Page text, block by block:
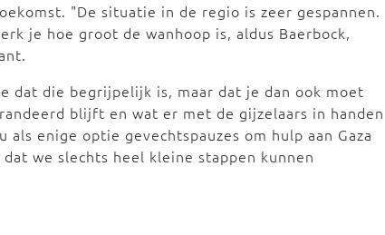
"De situatie in de regio is zeer gespannen.
je hoe groot de wanhoop is, aldus Baerbock,
dat die begrijpelijk is, maar dat je dan ook moet
blijft en wat er met de gijzelaars in handen
enige optie gevechtspauzes om hulp aan Gaza
we slechts heel kleine stappen kunnen